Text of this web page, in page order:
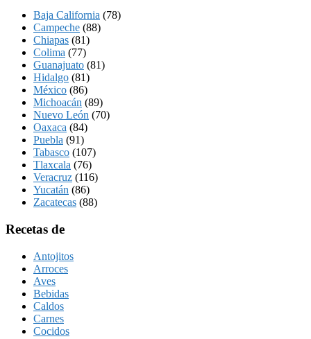
Baja California (78)
Campeche (88)
Chiapas (81)
Colima (77)
Guanajuato (81)
Hidalgo (81)
México (86)
Michoacán (89)
Nuevo León (70)
Oaxaca (84)
Puebla (91)
Tabasco (107)
Tlaxcala (76)
Veracruz (116)
Yucatán (86)
Zacatecas (88)
Recetas de
Antojitos
Arroces
Aves
Bebidas
Caldos
Carnes
Cocidos